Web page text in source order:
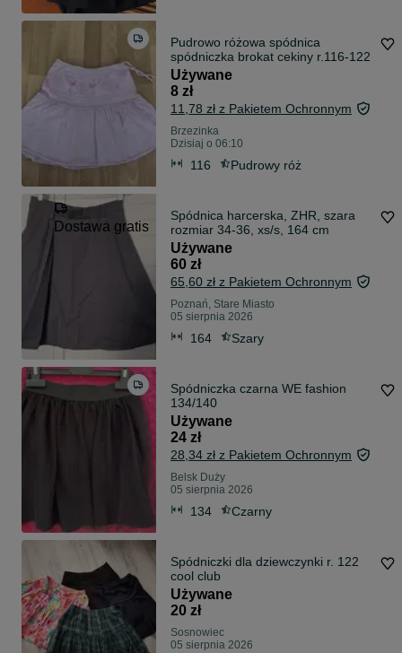
Pudrowo różowa spódnica
spódniczka brokat cekiny r.116-122
Używane
8 zł
11,78 zł z Pakietem Ochronnym
Brzezinka
Dzisiaj o 06:10
116 Pudrowy róż
Dostawa gratis
Spódnica harcerska, ZHR, szara
rozmiar 34-36, xs/s, 164 cm
Używane
60 zł
65,60 zł z Pakietem Ochronnym
Poznań, Stare Miasto
05 sierpnia 2026
164 Szary
Spódniczka czarna WE fashion
134/140
Używane
24 zł
28,34 zł z Pakietem Ochronnym
Belsk Duży
05 sierpnia 2026
134 Czarny
Spódniczki dla dziewczynki r. 122
cool club
Używane
20 zł
Sosnowiec
05 sierpnia 2026